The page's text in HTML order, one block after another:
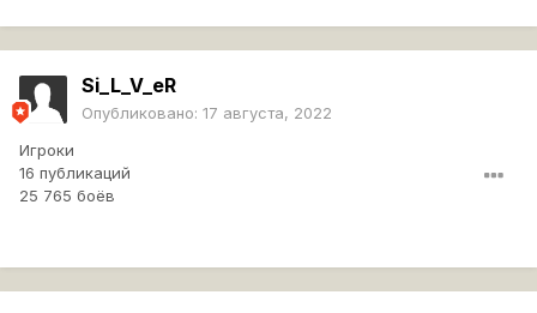
Si_L_V_eR
Опубликовано: 17 августа, 2022
Игроки
16 публикаций
25 765 боёв